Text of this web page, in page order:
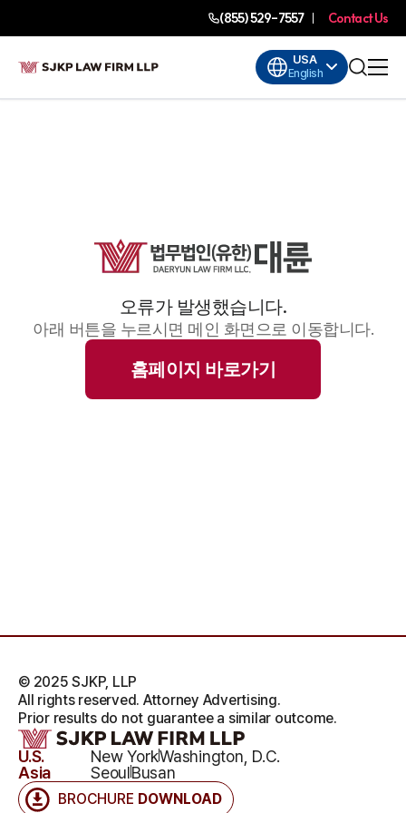
(855) 529-7557 Contact Us
USA
English
오류가 발생했습니다.
아래 버튼을 누르시면 메인 화면으로 이동합니다.
홈페이지 바로가기
BROCHURE DOWNLOAD
U.S. New YorkWashington, D.C.
Asia
SeoulBusan
© 2025 SJKP, LLP
All rights reserved. Attorney Advertising.
Prior results do not guarantee a similar outcome.